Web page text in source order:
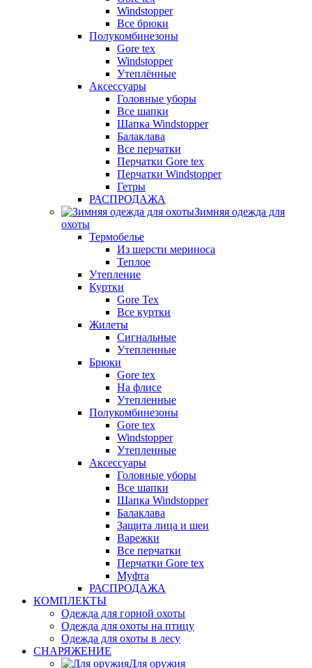
Windstopper
Все брюки
Полукомбинезоны
Gore tex
Windstopper
Утеплённые
Аксессуары
Головные уборы
Все шапки
Шапка Windstopper
Балаклава
Все перчатки
Перчатки Gore tex
Перчатки Windstopper
Гетры
РАСПРОДАЖА
Зимняя одежда для
охоты
Термобелье
Из шерсти мериноса
Теплое
Утепление
Куртки
Gore Tex
Все куртки
Жилеты
Сигнальные
Утепленные
Брюки
Gore tex
На флисе
Утепленные
Полукомбинезоны
Gore tex
Windstopper
Утепленные
Аксессуары
Головные уборы
Все шапки
Шапка Windstopper
Балаклава
Защита лица и шеи
Варежки
Все перчатки
Перчатки Gore tex
Муфта
РАСПРОДАЖА
КОМПЛЕКТЫ
Одежда для горной охоты
Одежда для охоты на птицу
Одежда для охоты в лесу
СНАРЯЖЕНИЕ
Для оружия